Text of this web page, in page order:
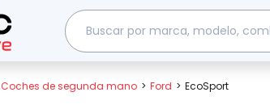
Coches de segunda mano Ford EcoSport